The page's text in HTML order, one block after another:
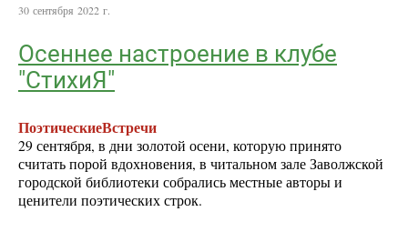
30 сентября 2022 г.
Осеннее настроение в клубе
"СтихиЯ"
ПоэтическиеВстречи
29 сентября, в дни золотой осени, которую принято
считать порой вдохновения, в читальном зале Заволжской
городской библиотеки собрались местные авторы и
ценители поэтических строк.